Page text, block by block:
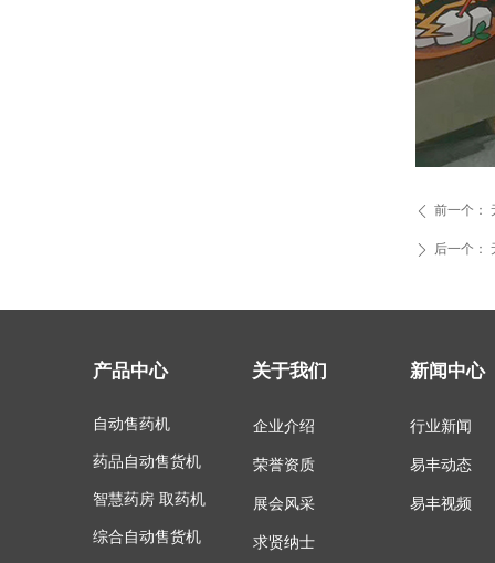
ꄴ 前一个：
ꄲ 后一个：
产品中心 关于我们 新闻中心
自动售药机
药品自动售货机
智慧药房 取药机
综合自动售货机
企业介绍
荣誉资质
展会风采
求贤纳士
行业新闻
易丰动态
易丰视频